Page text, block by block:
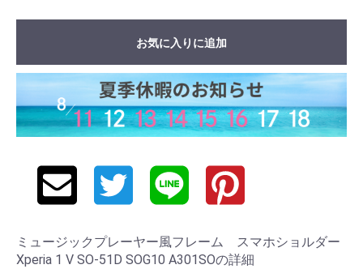
お気に入りに追加
ミュージックプレーヤー風フレーム スマホショルダー
Xperia 1 V SO-51D SOG10 A301SOの詳細